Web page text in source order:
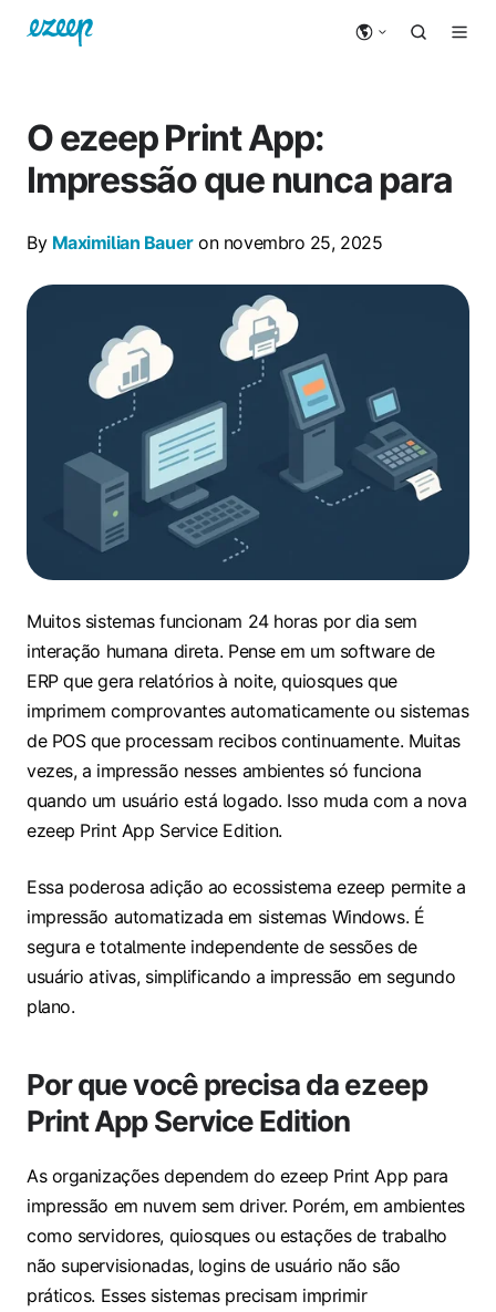
O ezeep Print App:
Impressão que nunca para
By Maximilian Baueron novembro 25, 2025
Muitos sistemas funcionam 24 horas por dia sem
interação humana direta. Pense em um software de
ERP que gera relatórios à noite, quiosques que
imprimem comprovantes automaticamente ou sistemas
de POS que processam recibos continuamente. Muitas
vezes, a impressão nesses ambientes só funciona
quando um usuário está logado. Isso muda com a nova
ezeep Print App Service Edition.
Essa poderosa adição ao ecossistema ezeep permite a
impressão automatizada em sistemas Windows. É
segura e totalmente independente de sessões de
usuário ativas, simplificando a impressão em segundo
plano.
Por que você precisa da ezeep
Print App Service Edition
As organizações dependem do ezeep Print App para
impressão em nuvem sem driver. Porém, em ambientes
como servidores, quiosques ou estações de trabalho
não supervisionadas, logins de usuário não são
práticos. Esses sistemas precisam imprimir